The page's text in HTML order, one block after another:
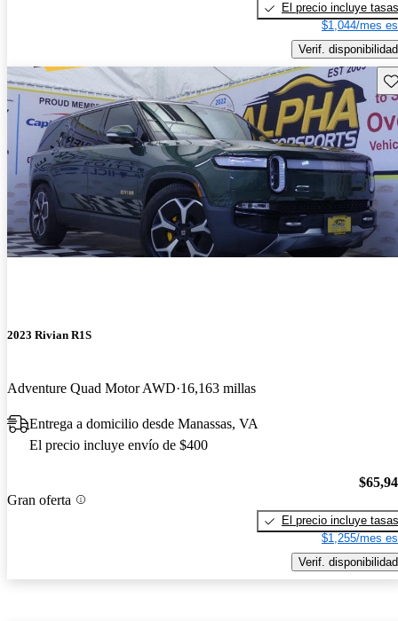
El precio incluye tasas
$1,044/mes
Verif. disponibilidad
2023 Rivian R1S
Adventure Quad Motor AWD 16,163 millas
Entrega a domicilio desde Manassas, VA
El precio incluye envío de $400
Gran oferta
El precio incluye tasas
$1,255/mes
Verif. disponibilidad